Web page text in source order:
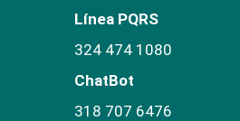
Línea PQRS
324 474 1080
ChatBot
318 707 6476